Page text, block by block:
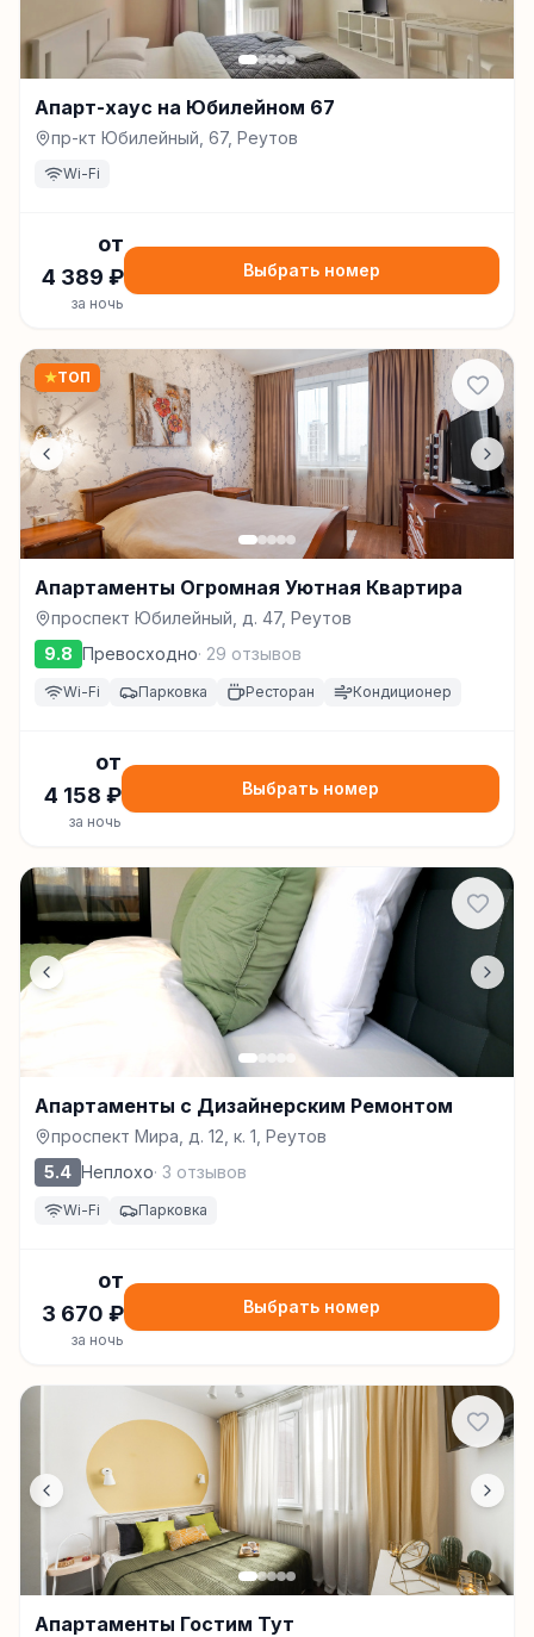
Апарт-хаус на Юбилейном 67
пр-кт Юбилейный, 67, Реутов
Wi-Fi
от
4 389 ₽
за ночь
Выбрать номер
★ТОП
Апартаменты Огромная Уютная Квартира
проспект Юбилейный, д. 47, Реутов
9.8 Превосходно· 29 отзывов
Wi-Fi Парковка Ресторан Кондиционер
от
4 158 ₽
за ночь
Выбрать номер
Апартаменты с Дизайнерским Ремонтом
проспект Мира, д. 12, к. 1, Реутов
5.4 Неплохо· 3 отзывов
Wi-Fi Парковка
от
3 670 ₽
за ночь
Выбрать номер
Апартаменты Гостим Тут